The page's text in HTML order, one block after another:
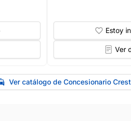
Estoy
Ver
Ver catálogo de Concesionario